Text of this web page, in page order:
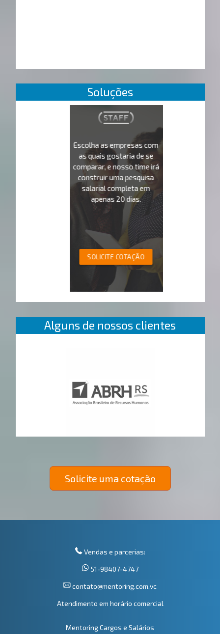
Soluções
Escolha as empresas com
as quais gostaria de se
comparar, e nosso time irá
construir uma pesquisa
salarial completa em
apenas 20 dias.
SOLICITE COTAÇÃO
Alguns de nossos clientes
Solicite uma cotação
Vendas e parcerias:
51-98407-4747
contato@mentoring.com.vc
Atendimento em horário comercial
Mentoring Cargos e Salários